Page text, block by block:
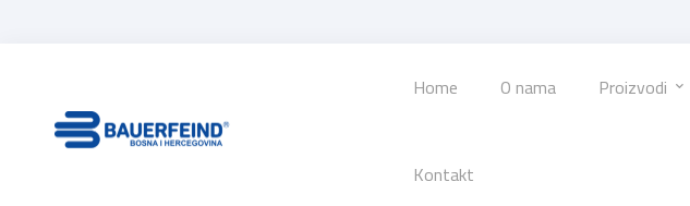
Home O nama Proizvodi
Kontakt